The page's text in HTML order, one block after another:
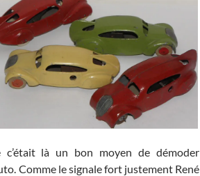
là un bon moyen de démoder
Comme le signale fort justement René